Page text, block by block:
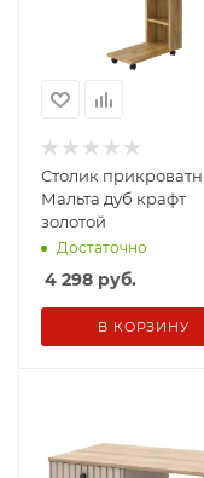
Столик
Мальта дуб крафт
золотой
Достаточно
4 298 руб.
В КОРЗИНУ